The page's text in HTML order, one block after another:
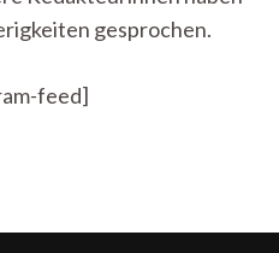
gesprochen.
feed]